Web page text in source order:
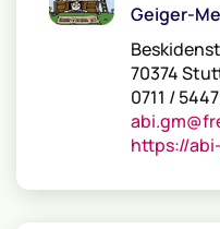
Geiger-
70374
0711 /
https://